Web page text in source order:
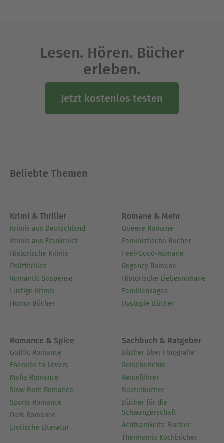
Lesen. Hören. Bücher
erleben.
Jetzt kostenlos testen
Beliebte Themen
Krimi & Thriller
Krimis aus Deutschland
Krimis aus Frankreich
Historische Krimis
Politthriller
Romantic Suspense
Lustige Krimis
Horror Bücher
Romane & Mehr
Queere Romane
Feministische Bücher
Feel-Good-Romane
Regency Romane
Historische Liebesromane
Familiensagas
Dystopie Bücher
Romance & Spice
Gothic Romance
Enemies to Lovers
Mafia Romance
Slow Burn Romance
Sports Romance
Dark Romance
Erotische Literatur
Sachbuch & Ratgeber
Bücher über Fotografie
Reiseberichte
Reiseführer
Bastelbücher
Bücher für die
Schwangerschaft
Achtsamkeits-Bücher
Thermomix Kochbücher